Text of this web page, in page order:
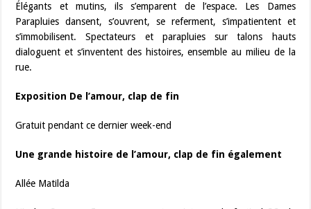
Élégants et mutins, ils s’emparent de l’espace. Les Dames
Parapluies dansent, s’ouvrent, se referment, s’impatientent et
s’immobilisent. Spectateurs et parapluies sur talons hauts
dialoguent et s’inventent des histoires, ensemble au milieu de la
rue.
Exposition De l’amour, clap de fin
Gratuit pendant ce dernier week-end
Une grande histoire de l’amour, clap de fin également
Allée Matilda